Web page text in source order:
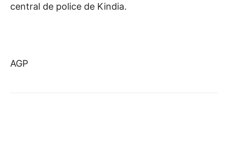
central de police de Kindia.
AGP